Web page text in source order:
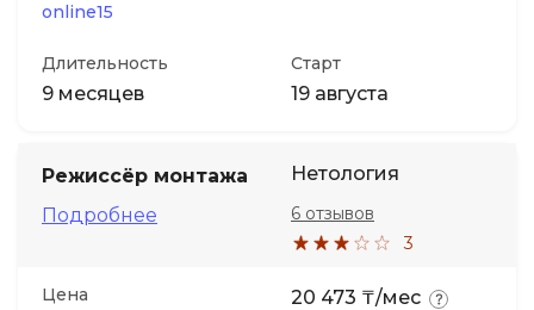
online15
Длительность
9 месяцев
Старт
19 августа
Режиссёр монтажа
Подробнее
Нетология
3
6 отзывов
Цена 20 473 ₸/мес